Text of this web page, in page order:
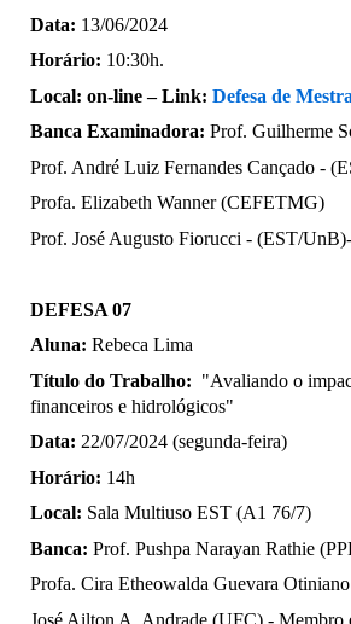
Data: 13/06/2024
Horário: 10:30h.
Local: on-line –Link: Defesa de
Banca Examinadora: Prof. Guilherme
Prof. André Luiz Fernandes Cançado -
Profa. Elizabeth Wanner (CEFETMG)
Prof. José Augusto Fiorucci - (EST/
DEFESA 07
Aluna: Rebeca Lima
Título do Trabalho: "Avaliando o
financeiros e hidrológicos"
Data: 22/07/2024 (segunda-feira)
Horário: 14h
Local: Sala Multiuso EST (A1 76/7)
Banca: Prof. Pushpa Narayan Rathie
Profa. Cira Etheowalda Guevara
José Ailton A. Andrade (UFC) - Membro